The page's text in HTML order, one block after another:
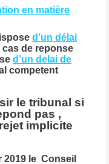
en matière
d’un délai
cas de reponse
d’un delai de
competent
le tribunal si
pas ,
implicite
2019 le Conseil